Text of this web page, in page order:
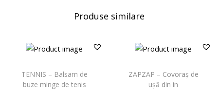
Produse similare
TENNIS – Balsam de
buze minge de tenis
ZAPZAP – Covoraș de
ușă din in